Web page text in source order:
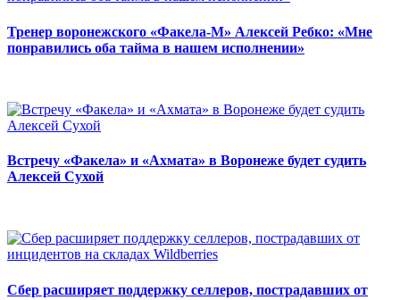
Тренер воронежского «Факела-М» Алексей Ребко: «Мне
понравились оба тайма в нашем исполнении»
Встречу «Факела» и «Ахмата» в Воронеже будет судить
Алексей Сухой
Сбер расширяет поддержку селлеров, пострадавших от